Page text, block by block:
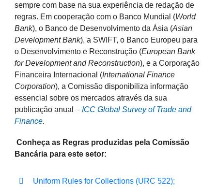
sempre com base na sua experiência de redação de
regras. Em cooperação com o Banco Mundial (World
Bank), o Banco de Desenvolvimento da Ásia (Asian
Development Bank), a SWIFT, o Banco Europeu para
o Desenvolvimento e Reconstrução (European Bank
for Development and Reconstruction), e a Corporação
Financeira Internacional (International Finance
Corporation), a Comissão disponibiliza informação
essencial sobre os mercados através da sua
publicação anual – ICC Global Survey of Trade and
Finance.
Conheça as Regras produzidas pela Comissão
Bancária para este setor:
Uniform Rules for Collections (URC 522);